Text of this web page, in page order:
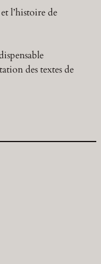
l’histoire de
des textes de